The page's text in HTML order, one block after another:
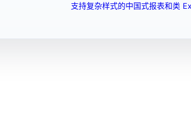
支持复杂样式的中国式报表和类